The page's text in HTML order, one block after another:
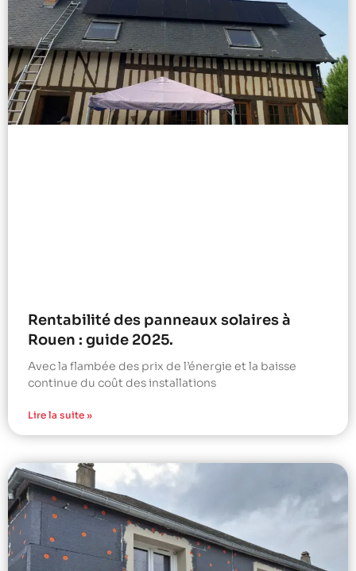
Rentabilité des panneaux solaires à
Rouen : guide 2025.
Avec la flambée des prix de l’énergie et la baisse
continue du coût des installations
Lire la suite »